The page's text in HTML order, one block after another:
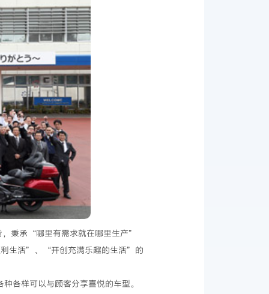
秉承“哪里有需求就在哪里生产”
利生活”、“开创充满乐趣的生活”的
各样可以与顾客分享喜悦的车型。